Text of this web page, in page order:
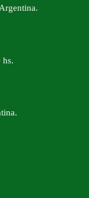
hs.